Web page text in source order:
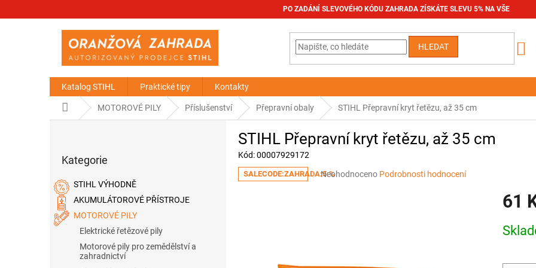
PO ZADÁNÍ SLEVOVÉHO KÓDU ZAHRADA ZÍSKÁTE SLEVU 5% NA VŠE
HLEDAT
Katalog STIHL Praktické tipy Kontakty
Domů MOTOROVÉ PILY Příslušenství Přepravní obaly STIHL Přepravní kryt řetězu, až 35 cm
a
n
kategorie
Kategorie
STIHL VÝHODNĚ
AKUMULÁTOROVÉ PŘÍSTROJE
MOTOROVÉ PILY
Elektrické řetězové pily
Motorové pily pro zemědělství a
zahradnictví
STIHL Přepravní kryt řetězu, až 35 cm
Kód:00007929172
SALECODE:ZAHRADA:5:%Průměrné
Neohodnoceno Podrobnosti hodnocení
61
cena: